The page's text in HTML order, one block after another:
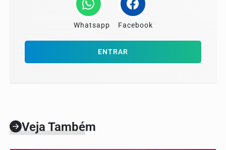
Whatsapp Facebook
ENTRAR
Veja Também